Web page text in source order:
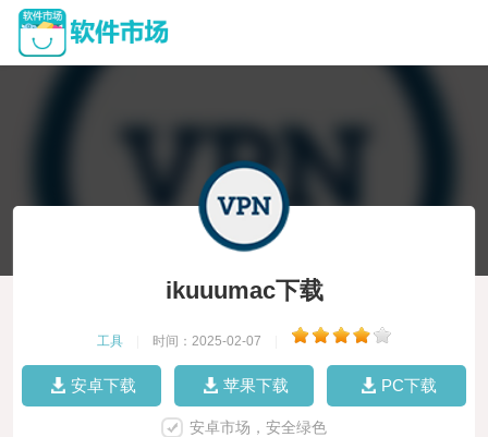
ikuuumac下载
工具 时间：2025-02-07
安卓下载 苹果下载 PC下载
安卓市场，安全绿色